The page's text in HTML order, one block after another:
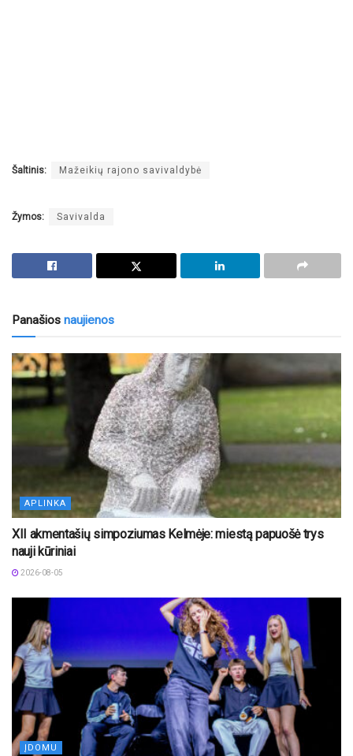
Šaltinis: Mažeikių rajono savivaldybė
Žymos: Savivalda
Panašios naujienos
APLINKA
XII akmentašių simpoziumas Kelmėje: miestą papuošė trys
nauji kūriniai
2026-08-05
ĮDOMU